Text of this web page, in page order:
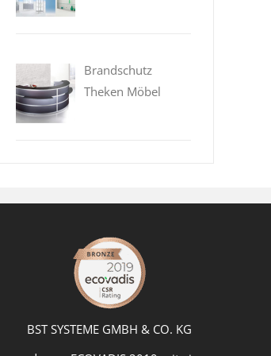
Brandschutz
Theken Möbel
BST SYSTEME GMBH & CO. KG